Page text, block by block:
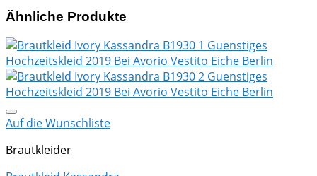
Ähnliche Produkte
Auf die Wunschliste
Brautkleider